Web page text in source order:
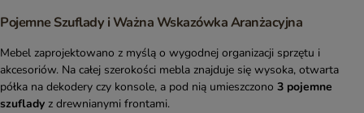
Pojemne Szuflady i Ważna Wskazówka Aranżacyjna
Mebel zaprojektowano z myślą o wygodnej organizacji sprzętu i
akcesoriów. Na całej szerokości mebla znajduje się wysoka, otwarta
półka na dekodery czy konsole, a pod nią umieszczono 3 pojemne
szuflady z drewnianymi frontami.